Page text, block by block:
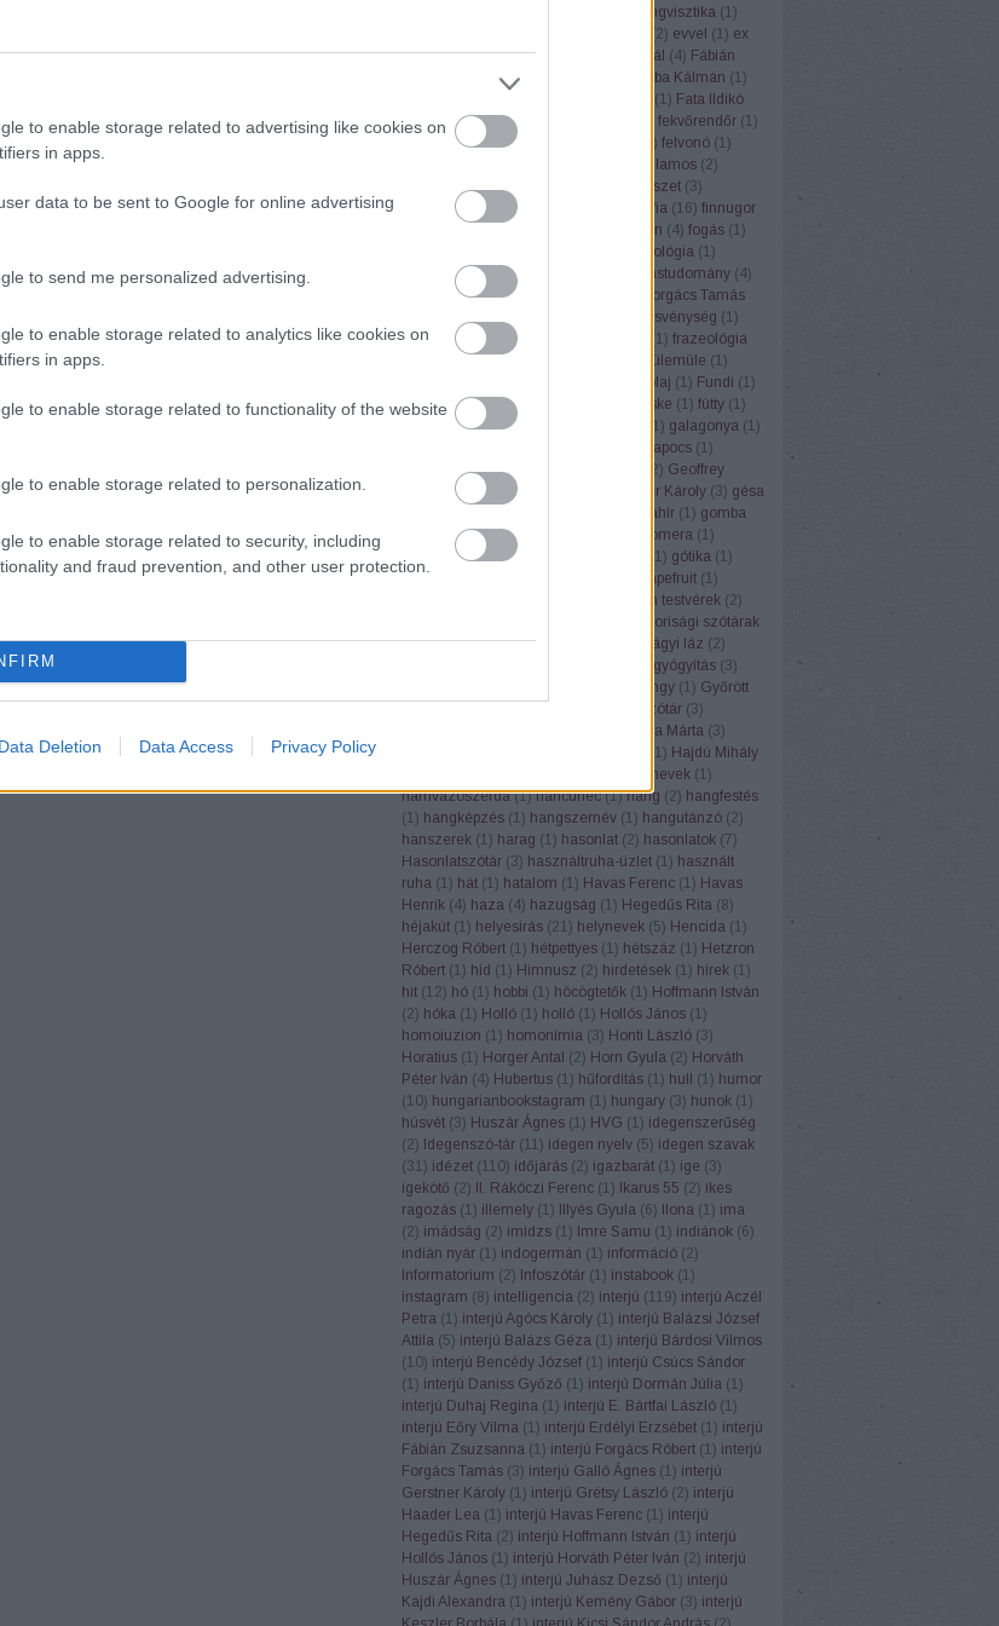
to enable storage related to advertising like cookies on
in apps.
data to be sent to Google for online advertising
to send me personalized advertising.
to enable storage related to analytics like cookies on
in apps.
to enable storage related to functionality of the website
to enable storage related to personalization.
to enable storage related to security, including
and fraud prevention, and other user protection.
Data Deletion Data Access Privacy Policy
eurolingvisztika (1)
(2) evvel (1) ex
libris (1) Ezópus (2) ezzel Fábián Pál (4) Fábián
fagyi Faluba Kálmán (1)
(1) Fata Ildikó
(2 ) fazék (1) fehér gólya fekvőrendőr (1)
(2) felelősség ) felvonó (1)
fényvillamos (2)
Ferenc pápa (1) festészet (3)
fideszburger
fíling filozófia (16) finnugor
főbűn (4) fogás (1)
fonológia (1)
fonoszemantika
(1 fordítástudomány (4)
Fordítókalauz (1)
Forgács Tamás
fösvénység (1)
frájer
) franc (1) frazeológia
fülemüle (1)
fülolaj (1) Fundi (1)
funkcionalizmus ( füsti fecske (1) fütty (1)
füttybeszéd (1) füttynelv 1) galagonya (1)
gemkapocs (1)
genderelmélet (1 2) Geoffrey
Chaucer
germanizmus Gerstner Károly (3) gésa
gólyahír (1) gomba
gombanevek ( Gomera (1)
Google
(1) górugrány 1) gótika (1)
grapefruit (1)
Grimm testvérek (2)
gyakorisági szótárak
(1) gyász (6) gyereknyelv gyermekágyi láz (2)
gyógyítás (3)
gyöngy (1) Győrött
gyümölcsnévszótár (3)
H. Varga Márta (3)
1) Hajdú Mihály
halnevek (1)
hamvazószerda (1) hancúrléc (1) hang (2) hangfestés
(1) hangképzés (1) hangszernév (1) hangutánzó (2)
hanszerek (1) harag (1) hasonlat (2) hasonlatok (7)
Hasonlatszótár (3) használtruha-üzlet (1) használt
ruha (1) hát (1) hatalom (1) Havas Ferenc (1) Havas
Henrik (4) haza (4) hazugság (1) Hegedűs Rita (8)
héjakút (1) helyesírás (21) helynevek (5) Hencida (1)
Herczog Róbert (1) hétpettyes (1) hétszáz (1) Hetzron
Róbert (1) híd (1) Himnusz (2) hirdetések (1) hírek (1)
hit (12) hó (1) hobbi (1) höcögtetők (1) Hoffmann István
(2) hóka (1) Holló (1) holló (1) Hollós János (1)
homoiuzion (1) homonímia (3) Honti László (3)
Horatius (1) Horger Antal (2) Horn Gyula (2) Horváth
Péter Iván (4) Hubertus (1) hűfordítás (1) hull (1) humor
(10) hungarianbookstagram (1) hungary (3) hunok (1)
húsvét (3) Huszár Ágnes (1) HVG (1) idegenszerűség
(2) Idegenszó-tár (11) idegen nyelv (5) idegen szavak
(31) idézet (110) időjárás (2) igazbarát (1) ige (3)
igekötő (2) II. Rákóczi Ferenc (1) Ikarus 55 (2) ikes
ragozás (1) illemely (1) Illyés Gyula (6) Ilona (1) ima
(2) imádság (2) imidzs (1) Imre Samu (1) indiánok (6)
indián nyár (1) indogermán (1) információ (2)
Informatorium (2) Infoszótár (1) instabook (1)
instagram (8) intelligencia (2) interjú (119) interjú Aczél
Petra (1) interjú Agócs Károly (1) interjú Balázsi József
Attila (5) interjú Balázs Géza (1) interjú Bárdosi Vilmos
(10) interjú Bencédy József (1) interjú Csúcs Sándor
(1) interjú Daniss Győző (1) interjú Dormán Júlia (1)
interjú Duhaj Regina (1) interjú E. Bártfai László (1)
interjú Eőry Vilma (1) interjú Erdélyi Erzsébet (1) interjú
Fábián Zsuzsanna (1) interjú Forgács Róbert (1) interjú
Forgács Tamás (3) interjú Galló Ágnes (1) interjú
Gerstner Károly (1) interjú Grétsy László (2) interjú
Haader Lea (1) interjú Havas Ferenc (1) interjú
Hegedűs Rita (2) interjú Hoffmann István (1) interjú
Hollós János (1) interjú Horváth Péter Iván (2) interjú
Huszár Ágnes (1) interjú Juhász Dezső (1) interjú
Kajdi Alexandra (1) interjú Kemény Gábor (3) interjú